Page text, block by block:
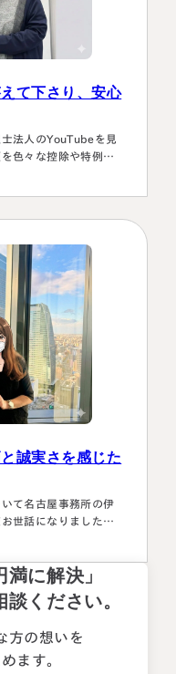
て下さり、安心
法人のYouTubeを見
色々な控除や特例を
ルで送ってまとめあ
誠実さを感じた
て名古屋事務所の伊
世話になりました。
わかるまで何度も教
に解決」
ください。
方の想いを
ます。